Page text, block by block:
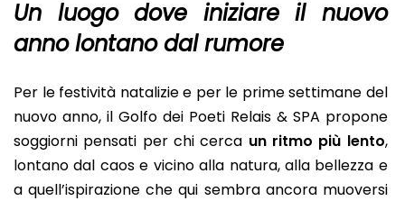
Un luogo dove iniziare il nuovo
anno lontano dal rumore
Per le festività natalizie e per le prime settimane del
nuovo anno, il Golfo dei Poeti Relais & SPA propone
soggiorni pensati per chi cerca un ritmo più lento,
lontano dal caos e vicino alla natura, alla bellezza e
a quell’ispirazione che qui sembra ancora muoversi